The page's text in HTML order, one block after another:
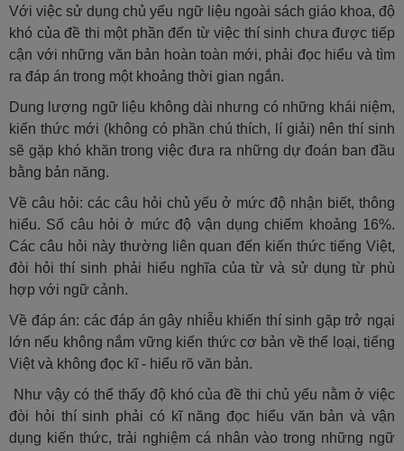
Với việc sử dụng chủ yếu ngữ liệu ngoài sách giáo khoa, độ
khó của đề thi một phần đến từ việc thí sinh chưa được tiếp
cận với những văn bản hoàn toàn mới, phải đọc hiểu và tìm
ra đáp án trong một khoảng thời gian ngắn.
Dung lượng ngữ liệu không dài nhưng có những khái niệm,
kiến thức mới (không có phần chú thích, lí giải) nên thí sinh
sẽ gặp khó khăn trong việc đưa ra những dự đoán ban đầu
bằng bản năng.
Về câu hỏi: các câu hỏi chủ yếu ở mức độ nhận biết, thông
hiểu. Số câu hỏi ở mức độ vận dụng chiếm khoảng 16%.
Các câu hỏi này thường liên quan đến kiến thức tiếng Việt,
đòi hỏi thí sinh phải hiểu nghĩa của từ và sử dụng từ phù
hợp với ngữ cảnh.
Về đáp án: các đáp án gây nhiễu khiến thí sinh gặp trở ngại
lớn nếu không nắm vững kiến thức cơ bản về thể loại, tiếng
Việt và không đọc kĩ - hiểu rõ văn bản.
Như vậy có thể thấy độ khó của đề thi chủ yếu nằm ở việc
đòi hỏi thí sinh phải có kĩ năng đọc hiểu văn bản và vận
dụng kiến thức, trải nghiệm cá nhân vào trong những ngữ